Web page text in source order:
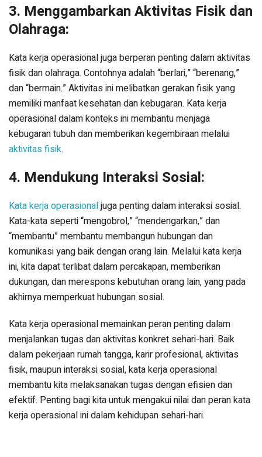
3. Menggambarkan Aktivitas Fisik dan
Olahraga:
Kata kerja operasional juga berperan penting dalam aktivitas
fisik dan olahraga. Contohnya adalah “berlari,” “berenang,”
dan “bermain.” Aktivitas ini melibatkan gerakan fisik yang
memiliki manfaat kesehatan dan kebugaran. Kata kerja
operasional dalam konteks ini membantu menjaga
kebugaran tubuh dan memberikan kegembiraan melalui
aktivitas fisik.
4. Mendukung Interaksi Sosial:
Kata kerja operasionaljuga penting dalam interaksi sosial.
Kata-kata seperti “mengobrol,” “mendengarkan,” dan
“membantu” membantu membangun hubungan dan
komunikasi yang baik dengan orang lain. Melalui kata kerja
ini, kita dapat terlibat dalam percakapan, memberikan
dukungan, dan merespons kebutuhan orang lain, yang pada
akhirnya memperkuat hubungan sosial.
Kata kerja operasional memainkan peran penting dalam
menjalankan tugas dan aktivitas konkret sehari-hari. Baik
dalam pekerjaan rumah tangga, karir profesional, aktivitas
fisik, maupun interaksi sosial, kata kerja operasional
membantu kita melaksanakan tugas dengan efisien dan
efektif. Penting bagi kita untuk mengakui nilai dan peran kata
kerja operasional ini dalam kehidupan sehari-hari.